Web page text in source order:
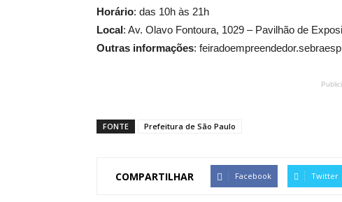
Horário: das 10h às 21h
Local: Av. Olavo Fontoura, 1029 – Pavilhão de
Outras informações:
FONTE Prefeitura de São Paulo
COMPARTILHAR Facebook Twitter